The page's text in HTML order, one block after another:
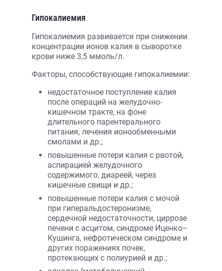
Гипокалиемия
Гипокалиемия развивается при снижении
концентрации ионов калия в сыворотке
крови ниже 3,5 ммоль/л.
Факторы, способствующие гипокалиемии:
недостаточное поступление калия
после операций на желудочно-
кишечном тракте, на фоне
длительного парентерального
питания, лечения ионообменными
смолами и др.;
повышенные потери калия с рвотой,
аспирацией желудочного
содержимого, диареей, через
кишечные свищи и др.;
повышенные потери калия с мочой
при гиперальдостеронизме,
сердечной недостаточности, циррозе
печени с асцитом, синдроме Иценко–
Кушинга, нефротическом синдроме и
других поражениях почек,
протекающих с полиурией и др.;